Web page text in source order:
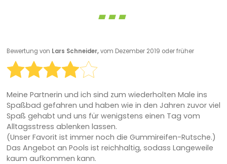
Bewertung von Lars Schneider,vom Dezember 2019 oder früher
Meine Partnerin und ich sind zum wiederholten Male ins
Spaßbad gefahren und haben wie in den Jahren zuvor viel
Spaß gehabt und uns für wenigstens einen Tag vom
Alltagsstress ablenken lassen.
(Unser Favorit ist immer noch die Gummireifen-Rutsche.)
Das Angebot an Pools ist reichhaltig, sodass Langeweile
kaum aufkommen kann.